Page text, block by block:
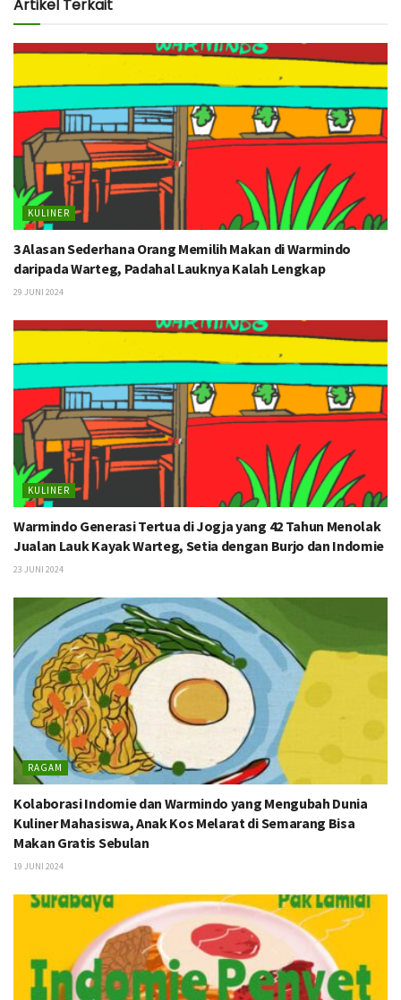
Artikel Terkait
KULINER
3 Alasan Sederhana Orang Memilih Makan di Warmindo
daripada Warteg, Padahal Lauknya Kalah Lengkap
29 JUNI 2024
KULINER
Warmindo Generasi Tertua di Jogja yang 42 Tahun Menolak
Jualan Lauk Kayak Warteg, Setia dengan Burjo dan Indomie
23 JUNI 2024
RAGAM
Kolaborasi Indomie dan Warmindo yang Mengubah Dunia
Kuliner Mahasiswa, Anak Kos Melarat di Semarang Bisa
Makan Gratis Sebulan
19 JUNI 2024